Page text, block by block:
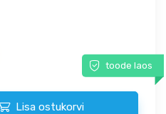
toode laos
Lisa ostukorvi